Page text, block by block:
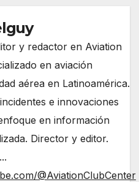
y redactor en Aviation
en aviación
aérea en Latinoamérica.
e innovaciones
en información
Director y editor.
@AviationClubCenter